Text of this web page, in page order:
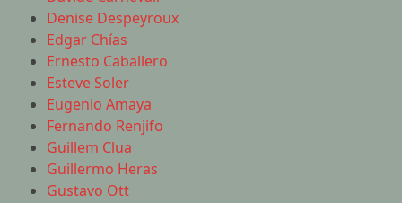
Denise Despeyroux
Edgar Chías
Ernesto Caballero
Esteve Soler
Eugenio Amaya
Fernando Renjifo
Guillem Clua
Guillermo Heras
Gustavo Ott